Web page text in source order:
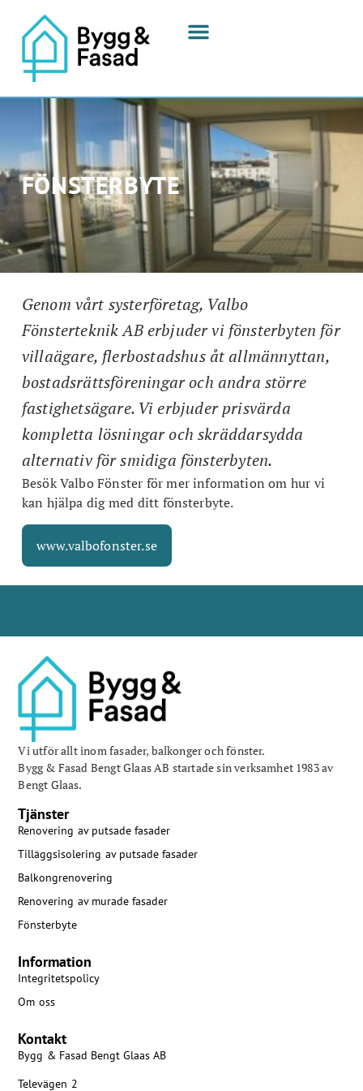
FÖNSTERBYTE
Genom vårt systerföretag, Valbo
Fönsterteknik AB erbjuder vi fönsterbyten för
villaägare, flerbostadshus åt allmännyttan,
bostadsrättsföreningar och andra större
fastighetsägare. Vi erbjuder prisvärda
kompletta lösningar och skräddarsydda
alternativ för smidiga fönsterbyten.
Besök Valbo Fönster för mer information om hur vi
kan hjälpa dig med ditt fönsterbyte.
www.valbofonster.se
Vi utför allt inom fasader, balkonger och fönster.
Bygg & Fasad Bengt Glaas AB startade sin verksamhet 1983 av
Bengt Glaas.
Tjänster
Renovering av putsade fasader
Tilläggsisolering av putsade fasader
Balkongrenovering
Renovering av murade fasader
Fönsterbyte
Information
Integritetspolicy
Om oss
Kontakt
Bygg & Fasad Bengt Glaas AB
Televägen 2